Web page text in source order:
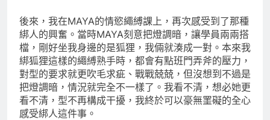
後來，我在MAYA的情慾繩縛課上，再次感受到了那種
綁人的興奮。當時MAYA刻意把燈調暗，讓學員兩兩搭
檔，剛好坐我身邊的是狐狸，我倆就湊成一對。本來我
綁狐狸這樣的繩縛熟手時，都會有點班門弄斧的壓力，
對型的要求就更吹毛求疵、戰戰兢兢，但沒想到不過是
把燈調暗，情況就完全不一樣了。我看不清，想必她更
看不清，型不再構成干擾，我終於可以豪無罣礙的全心
感受綁人這件事。